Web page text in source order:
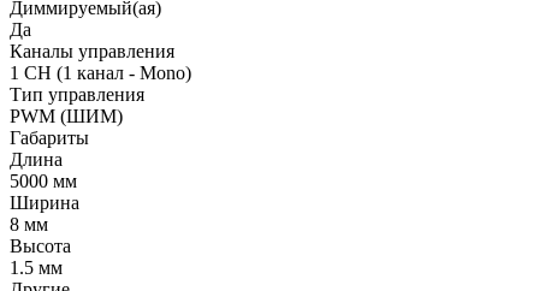
Диммируемый(ая)
Да
Каналы управления
1 CH (1 канал - Mono)
Тип управления
PWM (ШИМ)
Габариты
Длина
5000 мм
Ширина
8 мм
Высота
1.5 мм